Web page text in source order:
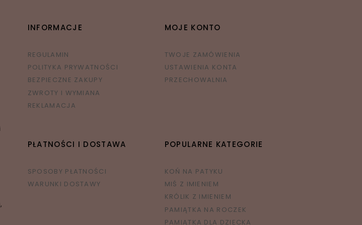
INFORMACJE
REGULAMIN
POLITYKA PRYWATNOŚCI
BEZPIECZNE ZAKUPY
ZWROTY I WYMIANA
REKLAMACJA
MOJE KONTO
TWOJE ZAMÓWIENIA
USTAWIENIA KONTA
PRZECHOWALNIA
PŁATNOŚCI I DOSTAWA
SPOSOBY PŁATNOŚCI
WARUNKI DOSTAWY
POPULARNE KATEGORIE
KOŃ NA PATYKU
MIŚ Z IMIENIEM
KRÓLIK Z IMIENIEM
PAMIĄTKA NA ROCZEK
PAMIĄTKA DLA DZIECKA